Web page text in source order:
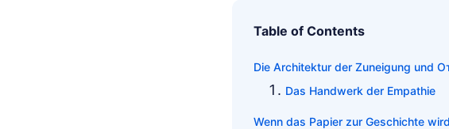
Table of Contents
Die Architektur der Zuneigung und
Das Handwerk der Empathie
Wenn das Papier zur Geschichte wird